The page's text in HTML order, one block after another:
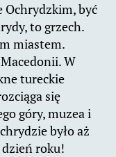
Ochrydzkim, być
to grzech.
miastem.
W
tureckie
się
góry, muzea i
było aż
roku!